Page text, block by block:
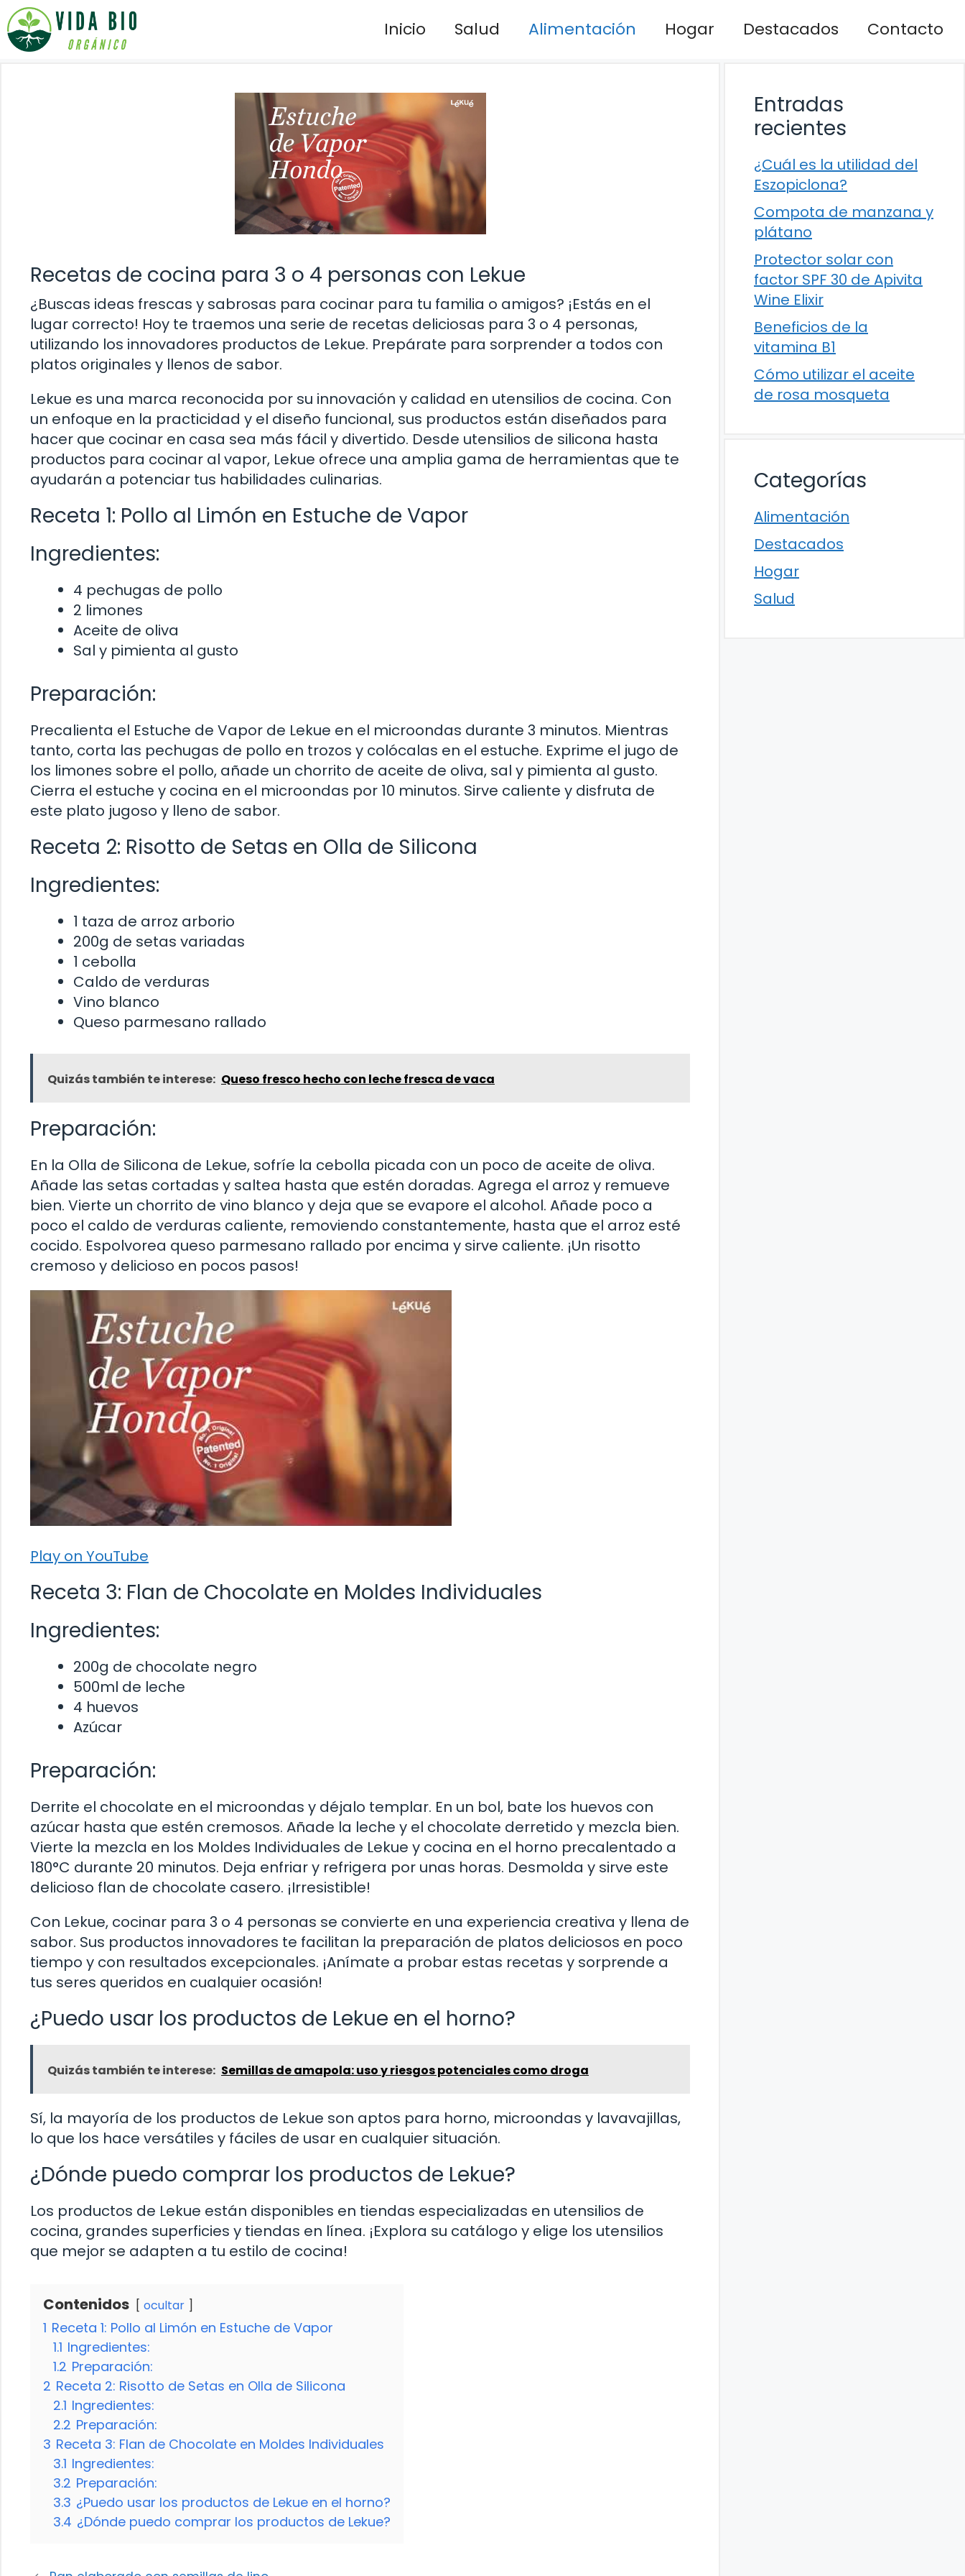
Saltar
al
contenido
Inicio Salud Alimentación Hogar Destacados Contacto
Recetas de cocina para 3 o 4 personas con Lekue
¿Buscas ideas frescas y sabrosas para cocinar para tu familia o amigos? ¡Estás en el
lugar correcto! Hoy te traemos una serie de recetas deliciosas para 3 o 4 personas,
utilizando los innovadores productos de Lekue. Prepárate para sorprender a todos con
platos originales y llenos de sabor.
Lekue es una marca reconocida por su innovación y calidad en utensilios de cocina. Con
un enfoque en la practicidad y el diseño funcional, sus productos están diseñados para
hacer que cocinar en casa sea más fácil y divertido. Desde utensilios de silicona hasta
productos para cocinar al vapor, Lekue ofrece una amplia gama de herramientas que te
ayudarán a potenciar tus habilidades culinarias.
Receta 1: Pollo al Limón en Estuche de Vapor
Ingredientes:
4 pechugas de pollo
2 limones
Aceite de oliva
Sal y pimienta al gusto
Preparación:
Precalienta el Estuche de Vapor de Lekue en el microondas durante 3 minutos. Mientras
tanto, corta las pechugas de pollo en trozos y colócalas en el estuche. Exprime el jugo de
los limones sobre el pollo, añade un chorrito de aceite de oliva, sal y pimienta al gusto.
Cierra el estuche y cocina en el microondas por 10 minutos. Sirve caliente y disfruta de
este plato jugoso y lleno de sabor.
Receta 2: Risotto de Setas en Olla de Silicona
Ingredientes:
1 taza de arroz arborio
200g de setas variadas
1 cebolla
Caldo de verduras
Vino blanco
Queso parmesano rallado
Quizás también te interese: Queso fresco hecho con leche fresca de vaca
Preparación:
En la Olla de Silicona de Lekue, sofríe la cebolla picada con un poco de aceite de oliva.
Añade las setas cortadas y saltea hasta que estén doradas. Agrega el arroz y remueve
bien. Vierte un chorrito de vino blanco y deja que se evapore el alcohol. Añade poco a
poco el caldo de verduras caliente, removiendo constantemente, hasta que el arroz esté
cocido. Espolvorea queso parmesano rallado por encima y sirve caliente. ¡Un risotto
cremoso y delicioso en pocos pasos!
Play on YouTube
Receta 3: Flan de Chocolate en Moldes Individuales
Ingredientes:
200g de chocolate negro
500ml de leche
4 huevos
Azúcar
Preparación:
Derrite el chocolate en el microondas y déjalo templar. En un bol, bate los huevos con
azúcar hasta que estén cremosos. Añade la leche y el chocolate derretido y mezcla bien.
Vierte la mezcla en los Moldes Individuales de Lekue y cocina en el horno precalentado a
180°C durante 20 minutos. Deja enfriar y refrigera por unas horas. Desmolda y sirve este
delicioso flan de chocolate casero. ¡Irresistible!
Con Lekue, cocinar para 3 o 4 personas se convierte en una experiencia creativa y llena de
sabor. Sus productos innovadores te facilitan la preparación de platos deliciosos en poco
tiempo y con resultados excepcionales. ¡Anímate a probar estas recetas y sorprende a
tus seres queridos en cualquier ocasión!
¿Puedo usar los productos de Lekue en el horno?
Quizás también te interese: Semillas de amapola: uso y riesgos potenciales como droga
Sí, la mayoría de los productos de Lekue son aptos para horno, microondas y lavavajillas,
lo que los hace versátiles y fáciles de usar en cualquier situación.
¿Dónde puedo comprar los productos de Lekue?
Los productos de Lekue están disponibles en tiendas especializadas en utensilios de
cocina, grandes superficies y tiendas en línea. ¡Explora su catálogo y elige los utensilios
que mejor se adapten a tu estilo de cocina!
Contenidos ocultar
1 Receta 1: Pollo al Limón en Estuche de Vapor
1.1 Ingredientes:
1.2 Preparación:
2 Receta 2: Risotto de Setas en Olla de Silicona
2.1 Ingredientes:
2.2 Preparación:
3 Receta 3: Flan de Chocolate en Moldes Individuales
3.1 Ingredientes:
3.2 Preparación:
3.3 ¿Puedo usar los productos de Lekue en el horno?
3.4 ¿Dónde puedo comprar los productos de Lekue?
Entradas
recientes
¿Cuál es la utilidad del
Eszopiclona?
Compota de manzana y
plátano
Protector solar con
factor SPF 30 de Apivita
Wine Elixir
Beneficios de la
vitamina B1
Cómo utilizar el aceite
de rosa mosqueta
Categorías
Alimentación
Destacados
Hogar
Salud